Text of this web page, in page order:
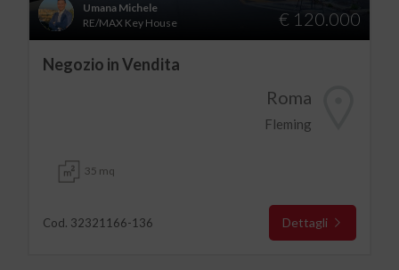
Umana Michele
RE/MAX Key House
€ 120.000
Negozio in Vendita
Roma
Fleming
35 mq
Cod. 32321166-136 Dettagli